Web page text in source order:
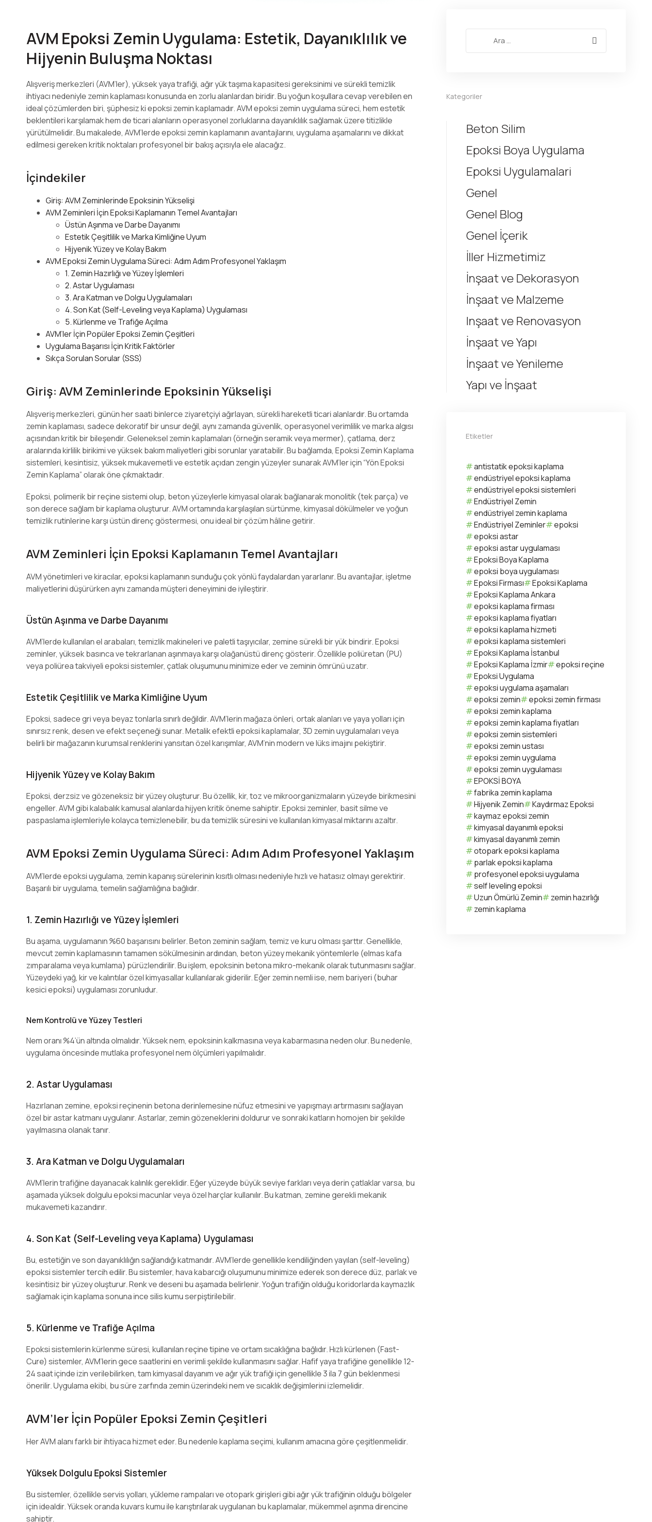
AVM Epoksi Zemin Uygulama: Estetik, Dayanıklılık ve
Hijyenin Buluşma Noktası
Alışveriş merkezleri (AVM’ler), yüksek yaya trafiği, ağır yük taşıma kapasitesi gereksinimi ve sürekli temizlik
ihtiyacı nedeniyle zemin kaplaması konusunda en zorlu alanlardan biridir. Bu yoğun koşullara cevap verebilen en
ideal çözümlerden biri, şüphesiz ki epoksi zemin kaplamadır. AVM epoksi zemin uygulama süreci, hem estetik
beklentileri karşılamak hem de ticari alanların operasyonel zorluklarına dayanıklılık sağlamak üzere titizlikle
yürütülmelidir. Bu makalede, AVM’lerde epoksi zemin kaplamanın avantajlarını, uygulama aşamalarını ve dikkat
edilmesi gereken kritik noktaları profesyonel bir bakış açısıyla ele alacağız.
İçindekiler
Giriş: AVM Zeminlerinde Epoksinin Yükselişi
AVM Zeminleri İçin Epoksi Kaplamanın Temel Avantajları
Üstün Aşınma ve Darbe Dayanımı
Estetik Çeşitlilik ve Marka Kimliğine Uyum
Hijyenik Yüzey ve Kolay Bakım
AVM Epoksi Zemin Uygulama Süreci: Adım Adım Profesyonel Yaklaşım
1. Zemin Hazırlığı ve Yüzey İşlemleri
2. Astar Uygulaması
3. Ara Katman ve Dolgu Uygulamaları
4. Son Kat (Self-Leveling veya Kaplama) Uygulaması
5. Kürlenme ve Trafiğe Açılma
AVM’ler İçin Popüler Epoksi Zemin Çeşitleri
Uygulama Başarısı İçin Kritik Faktörler
Sıkça Sorulan Sorular (SSS)
Giriş: AVM Zeminlerinde Epoksinin Yükselişi
Alışveriş merkezleri, günün her saati binlerce ziyaretçiyi ağırlayan, sürekli hareketli ticari alanlardır. Bu ortamda
zemin kaplaması, sadece dekoratif bir unsur değil, aynı zamanda güvenlik, operasyonel verimlilik ve marka algısı
açısından kritik bir bileşendir. Geleneksel zemin kaplamaları (örneğin seramik veya mermer), çatlama, derz
aralarında kirlilik birikimi ve yüksek bakım maliyetleri gibi sorunlar yaratabilir. Bu bağlamda, Epoksi Zemin Kaplama
sistemleri, kesintisiz, yüksek mukavemetli ve estetik açıdan zengin yüzeyler sunarak AVM’ler için “Yön Epoksi
Zemin Kaplama” olarak öne çıkmaktadır.
Epoksi, polimerik bir reçine sistemi olup, beton yüzeylerle kimyasal olarak bağlanarak monolitik (tek parça) ve
son derece sağlam bir kaplama oluşturur. AVM ortamında karşılaşılan sürtünme, kimyasal dökülmeler ve yoğun
temizlik rutinlerine karşı üstün direnç göstermesi, onu ideal bir çözüm hâline getirir.
AVM Zeminleri İçin Epoksi Kaplamanın Temel Avantajları
AVM yönetimleri ve kiracılar, epoksi kaplamanın sunduğu çok yönlü faydalardan yararlanır. Bu avantajlar, işletme
maliyetlerini düşürürken aynı zamanda müşteri deneyimini de iyileştirir.
Üstün Aşınma ve Darbe Dayanımı
AVM’lerde kullanılan el arabaları, temizlik makineleri ve paletli taşıyıcılar, zemine sürekli bir yük bindirir. Epoksi
zeminler, yüksek basınca ve tekrarlanan aşınmaya karşı olağanüstü direnç gösterir. Özellikle poliüretan (PU)
veya poliürea takviyeli epoksi sistemler, çatlak oluşumunu minimize eder ve zeminin ömrünü uzatır.
Estetik Çeşitlilik ve Marka Kimliğine Uyum
Epoksi, sadece gri veya beyaz tonlarla sınırlı değildir. AVM’lerin mağaza önleri, ortak alanları ve yaya yolları için
sınırsız renk, desen ve efekt seçeneği sunar. Metalik efektli epoksi kaplamalar, 3D zemin uygulamaları veya
belirli bir mağazanın kurumsal renklerini yansıtan özel karışımlar, AVM’nin modern ve lüks imajını pekiştirir.
Hijyenik Yüzey ve Kolay Bakım
Epoksi, derzsiz ve gözeneksiz bir yüzey oluşturur. Bu özellik, kir, toz ve mikroorganizmaların yüzeyde birikmesini
engeller. AVM gibi kalabalık kamusal alanlarda hijyen kritik öneme sahiptir. Epoksi zeminler, basit silme ve
paspaslama işlemleriyle kolayca temizlenebilir, bu da temizlik süresini ve kullanılan kimyasal miktarını azaltır.
AVM Epoksi Zemin Uygulama Süreci: Adım Adım Profesyonel Yaklaşım
AVM’lerde epoksi uygulama, zemin kapanış sürelerinin kısıtlı olması nedeniyle hızlı ve hatasız olmayı gerektirir.
Başarılı bir uygulama, temelin sağlamlığına bağlıdır.
1. Zemin Hazırlığı ve Yüzey İşlemleri
Bu aşama, uygulamanın %60 başarısını belirler. Beton zeminin sağlam, temiz ve kuru olması şarttır. Genellikle,
mevcut zemin kaplamasının tamamen sökülmesinin ardından, beton yüzey mekanik yöntemlerle (elmas kafa
zımparalama veya kumlama) pürüzlendirilir. Bu işlem, epoksinin betona mikro-mekanik olarak tutunmasını sağlar.
Yüzeydeki yağ, kir ve kalıntılar özel kimyasallar kullanılarak giderilir. Eğer zemin nemli ise, nem bariyeri (buhar
kesici epoksi) uygulaması zorunludur.
Nem Kontrolü ve Yüzey Testleri
Nem oranı %4’ün altında olmalıdır. Yüksek nem, epoksinin kalkmasına veya kabarmasına neden olur. Bu nedenle,
uygulama öncesinde mutlaka profesyonel nem ölçümleri yapılmalıdır.
2. Astar Uygulaması
Hazırlanan zemine, epoksi reçinenin betona derinlemesine nüfuz etmesini ve yapışmayı artırmasını sağlayan
özel bir astar katmanı uygulanır. Astarlar, zemin gözeneklerini doldurur ve sonraki katların homojen bir şekilde
yayılmasına olanak tanır.
3. Ara Katman ve Dolgu Uygulamaları
AVM’lerin trafiğine dayanacak kalınlık gereklidir. Eğer yüzeyde büyük seviye farkları veya derin çatlaklar varsa, bu
aşamada yüksek dolgulu epoksi macunlar veya özel harçlar kullanılır. Bu katman, zemine gerekli mekanik
mukavemeti kazandırır.
4. Son Kat (Self-Leveling veya Kaplama) Uygulaması
Bu, estetiğin ve son dayanıklılığın sağlandığı katmandır. AVM’lerde genellikle kendiliğinden yayılan (self-leveling)
epoksi sistemler tercih edilir. Bu sistemler, hava kabarcığı oluşumunu minimize ederek son derece düz, parlak ve
kesintisiz bir yüzey oluşturur. Renk ve deseni bu aşamada belirlenir. Yoğun trafiğin olduğu koridorlarda kaymazlık
sağlamak için kaplama sonuna ince silis kumu serpiştirilebilir.
5. Kürlenme ve Trafiğe Açılma
Epoksi sistemlerin kürlenme süresi, kullanılan reçine tipine ve ortam sıcaklığına bağlıdır. Hızlı kürlenen (Fast-
Cure) sistemler, AVM’lerin gece saatlerini en verimli şekilde kullanmasını sağlar. Hafif yaya trafiğine genellikle 12-
24 saat içinde izin verilebilirken, tam kimyasal dayanım ve ağır yük trafiği için genellikle 3 ila 7 gün beklenmesi
önerilir. Uygulama ekibi, bu süre zarfında zemin üzerindeki nem ve sıcaklık değişimlerini izlemelidir.
AVM’ler İçin Popüler Epoksi Zemin Çeşitleri
Her AVM alanı farklı bir ihtiyaca hizmet eder. Bu nedenle kaplama seçimi, kullanım amacına göre çeşitlenmelidir.
Yüksek Dolgulu Epoksi Sistemler
Bu sistemler, özellikle servis yolları, yükleme rampaları ve otopark girişleri gibi ağır yük trafiğinin olduğu bölgeler
için idealdir. Yüksek oranda kuvars kumu ile karıştırılarak uygulanan bu kaplamalar, mükemmel aşınma direncine
sahiptir.
Kategoriler
Beton Silim
Epoksi Boya Uygulama
Epoksi Uygulamalari
Genel
Genel Blog
Genel İçerik
İller Hizmetimiz
İnşaat ve Dekorasyon
İnşaat ve Malzeme
Inşaat ve Renovasyon
İnşaat ve Yapı
İnşaat ve Yenileme
Yapı ve İnşaat
Etiketler
antistatik epoksi kaplama
endüstriyel epoksi kaplama
endüstriyel epoksi sistemleri
Endüstriyel Zemin
endüstriyel zemin kaplama
Endüstriyel Zeminler
epoksi
epoksi astar
epoksi astar uygulaması
Epoksi Boya Kaplama
epoksi boya uygulaması
Epoksi Firması
Epoksi Kaplama
Epoksi Kaplama Ankara
epoksi kaplama firması
epoksi kaplama fiyatları
epoksi kaplama hizmeti
epoksi kaplama sistemleri
Epoksi Kaplama İstanbul
Epoksi Kaplama İzmir
epoksi reçine
Epoksi Uygulama
epoksi uygulama aşamaları
epoksi zemin
epoksi zemin firması
epoksi zemin kaplama
epoksi zemin kaplama fiyatları
epoksi zemin sistemleri
epoksi zemin ustası
epoksi zemin uygulama
epoksi zemin uygulaması
EPOKSİ BOYA
fabrika zemin kaplama
Hijyenik Zemin
Kaydırmaz Epoksi
kaymaz epoksi zemin
kimyasal dayanımlı epoksi
kimyasal dayanımlı zemin
otopark epoksi kaplama
parlak epoksi kaplama
profesyonel epoksi uygulama
self leveling epoksi
Uzun Ömürlü Zemin
zemin hazırlığı
zemin kaplama